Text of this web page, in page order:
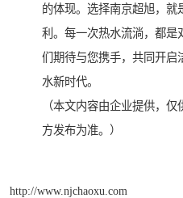
的体现。选择南京超旭，就
利。每一次热水流淌，都是
们期待与您携手，共同开启
水新时代。
（本文内容由企业提供，
方发布为准。）
http://www.njchaoxu.com